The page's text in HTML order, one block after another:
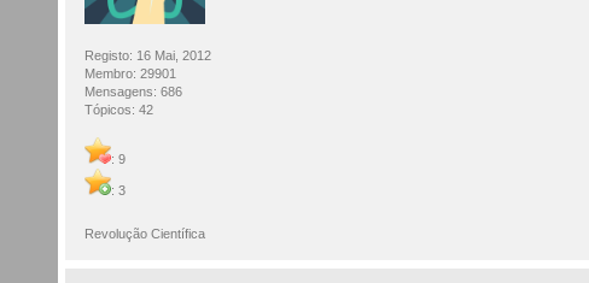
Registo: 16 Mai, 2012
Membro: 29901
Mensagens: 686
Tópicos: 42
: 9
: 3
Revolução Científica